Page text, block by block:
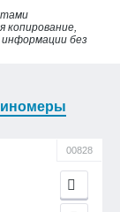
копирование,
информации без
00828